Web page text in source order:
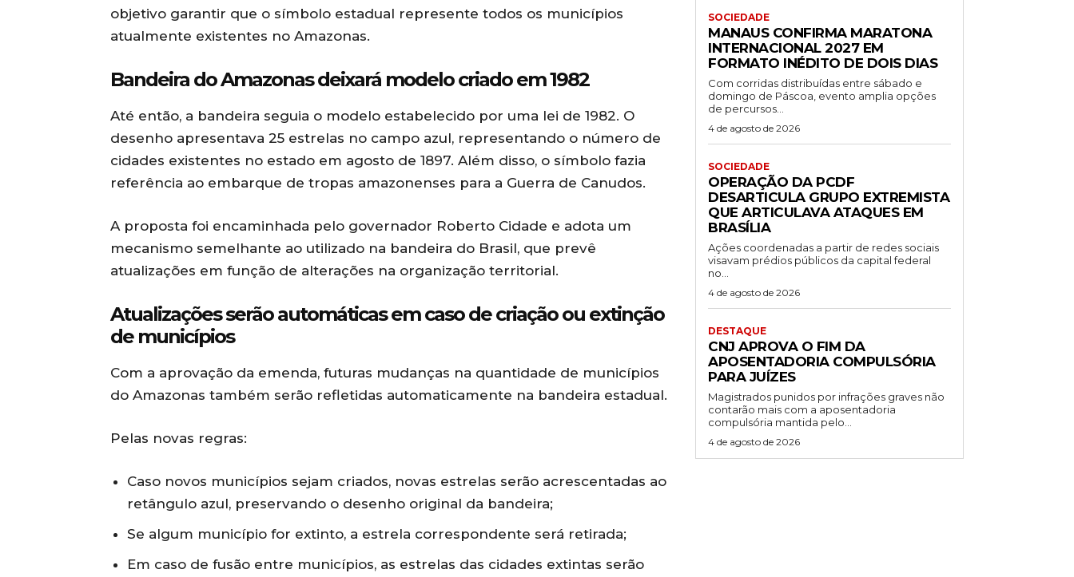
objetivo garantir que o símbolo estadual represente todos os municípios
atualmente existentes no Amazonas.
Bandeira do Amazonas deixará modelo criado em 1982
Até então, a bandeira seguia o modelo estabelecido por uma lei de 1982. O
desenho apresentava 25 estrelas no campo azul, representando o número de
cidades existentes no estado em agosto de 1897. Além disso, o símbolo fazia
referência ao embarque de tropas amazonenses para a Guerra de Canudos.
A proposta foi encaminhada pelo governador Roberto Cidade e adota um
mecanismo semelhante ao utilizado na bandeira do Brasil, que prevê
atualizações em função de alterações na organização territorial.
Atualizações serão automáticas em caso de criação ou extinção
de municípios
Com a aprovação da emenda, futuras mudanças na quantidade de municípios
do Amazonas também serão refletidas automaticamente na bandeira estadual.
Pelas novas regras:
Caso novos municípios sejam criados, novas estrelas serão acrescentadas ao
retângulo azul, preservando o desenho original da bandeira;
Se algum município for extinto, a estrela correspondente será retirada;
Em caso de fusão entre municípios, as estrelas das cidades extintas serão
SOCIEDADE
MANAUS CONFIRMA MARATONA
INTERNACIONAL 2027 EM
FORMATO INÉDITO DE DOIS DIAS
Com corridas distribuídas entre sábado e
domingo de Páscoa, evento amplia opções
de percursos...
4 de agosto de 2026
SOCIEDADE
OPERAÇÃO DA PCDF
DESARTICULA GRUPO EXTREMISTA
QUE ARTICULAVA ATAQUES EM
BRASÍLIA
Ações coordenadas a partir de redes sociais
visavam prédios públicos da capital federal
no...
4 de agosto de 2026
DESTAQUE
CNJ APROVA O FIM DA
APOSENTADORIA COMPULSÓRIA
PARA JUÍZES
Magistrados punidos por infrações graves não
contarão mais com a aposentadoria
compulsória mantida pelo...
4 de agosto de 2026